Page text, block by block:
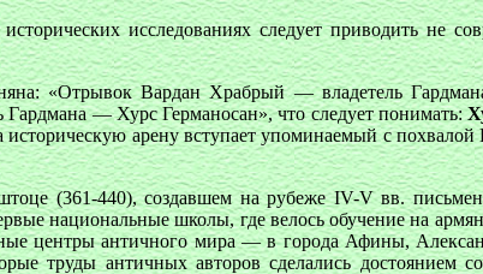
исследованиях следует приводить не
«Отрывок Вардан Храбрый — владетель
— Хурс Германосан», что следует понимать:
историческую арену вступает упоминаемый с
(361-440), создавшем на рубеже IV-V вв.
национальные школы, где велось обучение на
центры античного мира — в города Афины,
труды античных авторов сделались